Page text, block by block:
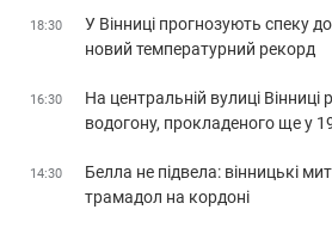
18:30
У Вінниці прогнозують спеку
новий температурний рекорд
16:30
На центральній вулиці Вінниці
водогону, прокладеного ще у
14:30
Белла не підвела: вінницькі
трамадол на кордоні